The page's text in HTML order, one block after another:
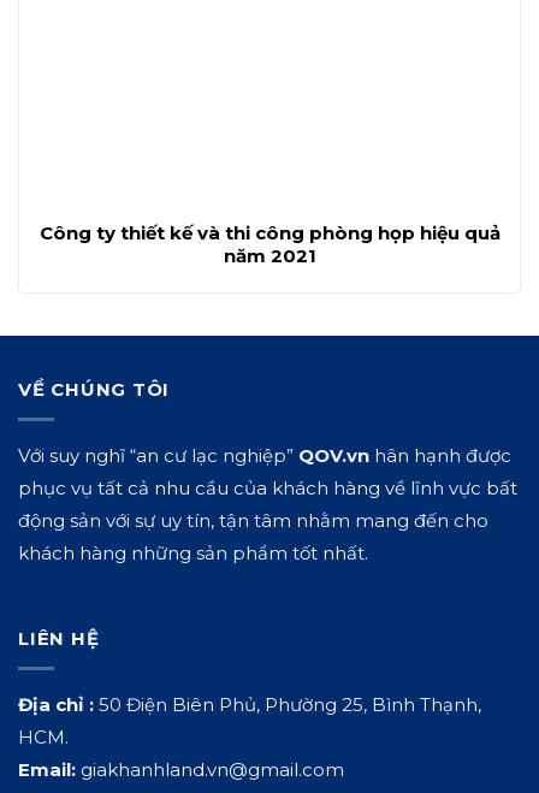
Công ty thiết kế và thi công phòng họp hiệu quả
năm 2021
VỀ CHÚNG TÔI
Với suy nghĩ “an cư lạc nghiệp” QOV.vn hân hạnh được
phục vụ tất cả nhu cầu của khách hàng về lĩnh vực bất
động sản với sự uy tín, tận tâm nhằm mang đến cho
khách hàng những sản phẩm tốt nhất.
LIÊN HỆ
Địa chỉ : 50 Điện Biên Phủ, Phường 25, Bình Thạnh,
HCM.
Email: giakhanhland.vn@gmail.com